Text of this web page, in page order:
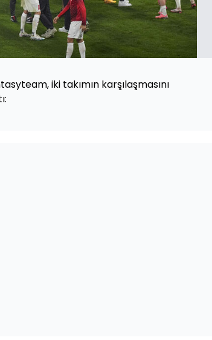
iki takımın karşılaşmasını